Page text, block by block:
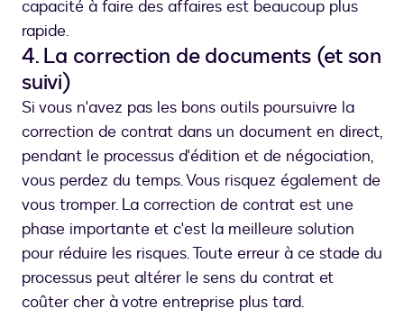
capacité à faire des affaires est beaucoup plus
rapide.
4. La correction de documents (et son
suivi)
Si vous n'avez pas les bons outils poursuivre la
correction de contrat dans un document en direct,
pendant le processus d'édition et de négociation,
vous perdez du temps. Vous risquez également de
vous tromper. La correction de contrat est une
phase importante et c'est la meilleure solution
pour réduire les risques. Toute erreur à ce stade du
processus peut altérer le sens du contrat et
coûter cher à votre entreprise plus tard.